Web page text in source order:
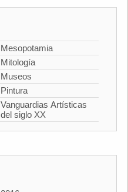
Mesopotamia
Mitología
Museos
Pintura
Vanguardias Artísticas
del siglo XX